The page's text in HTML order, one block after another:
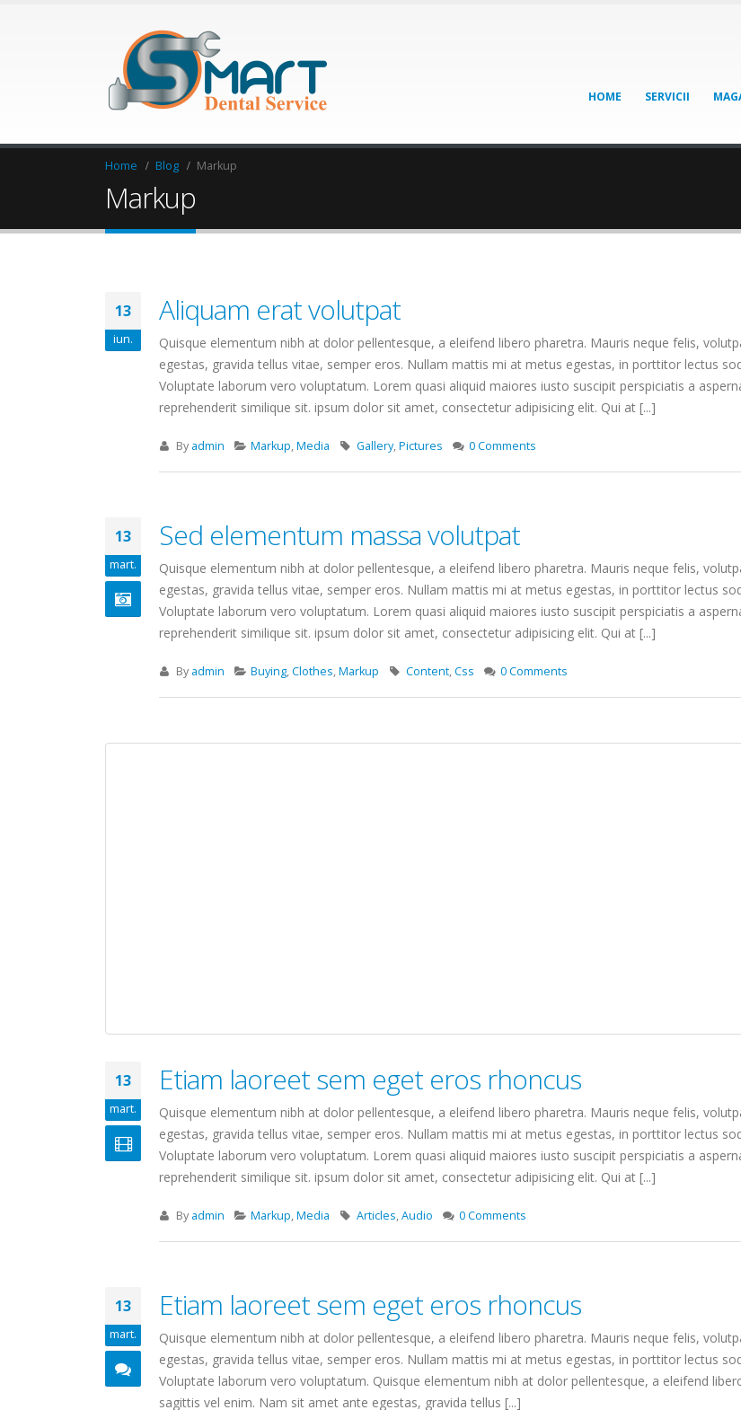
HOME SERVICII
Home Blog Markup
Markup
13
iun.
Aliquam erat volutpat
Quisque elementum nibh at dolor pellentesque, a eleifend libero pharetra. Mauris neque felis,
egestas, gravida tellus vitae, semper eros. Nullam mattis mi at metus egestas, in porttitor lectus
Voluptate laborum vero voluptatum. Lorem quasi aliquid maiores iusto suscipit perspiciatis a
reprehenderit similique sit. ipsum dolor sit amet, consectetur adipisicing elit. Qui at [...]
By admin Markup,Media Gallery,Pictures 0 Comments
13
mart.
Sed elementum massa volutpat
Quisque elementum nibh at dolor pellentesque, a eleifend libero pharetra. Mauris neque felis,
egestas, gravida tellus vitae, semper eros. Nullam mattis mi at metus egestas, in porttitor lectus
Voluptate laborum vero voluptatum. Lorem quasi aliquid maiores iusto suscipit perspiciatis a
reprehenderit similique sit. ipsum dolor sit amet, consectetur adipisicing elit. Qui at [...]
By admin Buying,Clothes,Markup Content,Css 0 Comments
13
mart.
Etiam laoreet sem eget eros rhoncus
Quisque elementum nibh at dolor pellentesque, a eleifend libero pharetra. Mauris neque felis,
egestas, gravida tellus vitae, semper eros. Nullam mattis mi at metus egestas, in porttitor lectus
Voluptate laborum vero voluptatum. Lorem quasi aliquid maiores iusto suscipit perspiciatis a
reprehenderit similique sit. ipsum dolor sit amet, consectetur adipisicing elit. Qui at [...]
By admin Markup,Media Articles,Audio 0 Comments
13
mart.
Etiam laoreet sem eget eros rhoncus
Quisque elementum nibh at dolor pellentesque, a eleifend libero pharetra. Mauris neque felis,
egestas, gravida tellus vitae, semper eros. Nullam mattis mi at metus egestas, in porttitor lectus
Voluptate laborum vero voluptatum. Quisque elementum nibh at dolor pellentesque, a eleifend
sagittis vel enim. Nam sit amet ante egestas, gravida tellus [...]